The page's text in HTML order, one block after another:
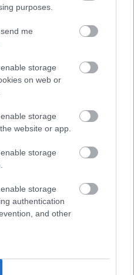
purposes.
me
storage
on web or
storage
website or app.
storage
storage
authentication
and other
mi a helyzet a
és egy éjjel gyorsan
jelentkezünk!